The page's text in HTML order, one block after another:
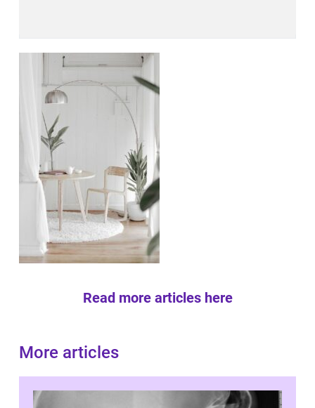
Read more articles here
More articles